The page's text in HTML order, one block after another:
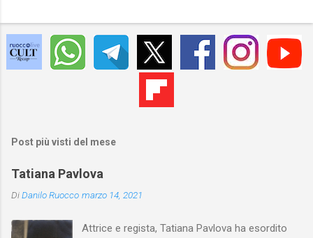
Post più visti del mese
Tatiana Pavlova
DiDanilo Ruocco marzo 14, 2021
Attrice e regista, Tatiana Pavlova ha esordito